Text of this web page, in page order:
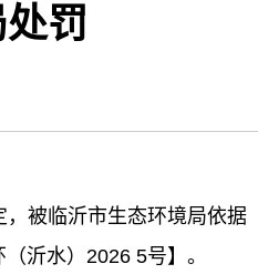
罚
被临沂市生态环境局依据
沂水）2026 5号】。